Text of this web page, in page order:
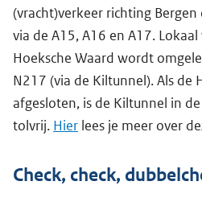
(vracht)verkeer richting
via de A15, A16 en A17.
Hoeksche Waard wordt
N217 (via de Kiltunnel). Als de
afgesloten, is de Kiltunnel in
tolvrij. Hier lees je meer over
Check, check,